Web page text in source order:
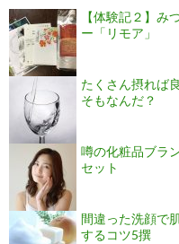
【体験記２】み
ー「リモア」
たくさん摂れば
そもなんだ？
噂の化粧品ブラ
セット
間違った洗顔で
するコツ5撰